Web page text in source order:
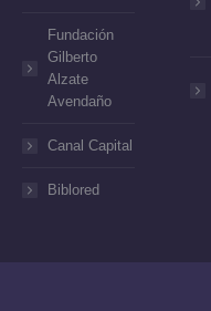
Fundación
Gilberto
Alzate
Avendaño
Canal Capital
Biblored